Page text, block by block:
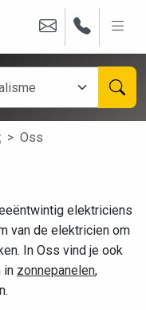
Oss
elektriciens
van de elektricien om
In Oss vind je ook
in zonnepanelen,